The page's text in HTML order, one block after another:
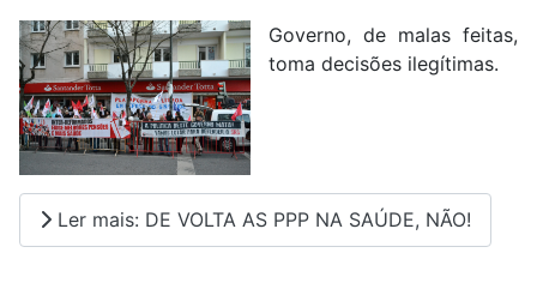
Governo, de malas feitas,
toma decisões ilegítimas.
Ler mais: DE VOLTA AS PPP NA SAÚDE, NÃO!